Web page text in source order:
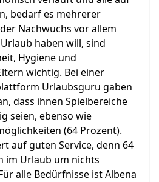
bedarf es mehrerer
Nachwuchs vor allem
haben will, sind
Hygiene und
wichtig. Bei einer
Urlaubsguru gaben
dass ihnen Spielbereiche
seien, ebenso wie
(64 Prozent).
auf guten Service, denn 64
im Urlaub um nichts
alle Bedürfnisse ist Albena